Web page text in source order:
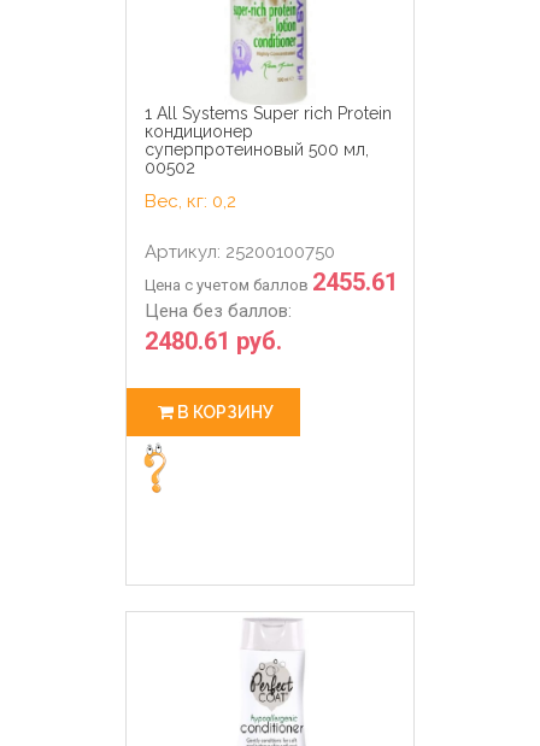
1 All Systems Super rich Protein
кондиционер
суперпротеиновый 500 мл,
00502
Вес, кг: 0,2
Артикул: 25200100750
Цена с учетом баллов 2455.61
Цена без баллов:
2480.61 руб.
В КОРЗИНУ